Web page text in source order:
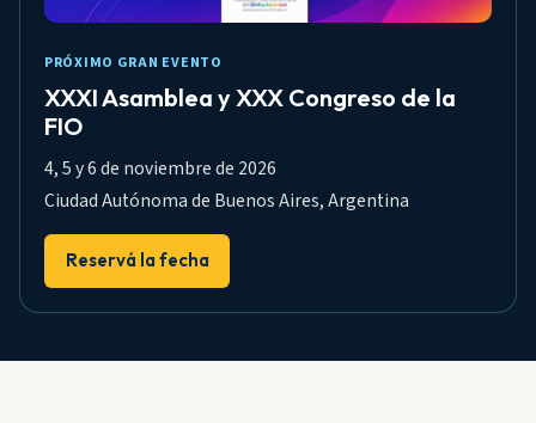
PRÓXIMO GRAN EVENTO
XXXI Asamblea y XXX Congreso de la
FIO
4, 5 y 6 de noviembre de 2026
Ciudad Autónoma de Buenos Aires, Argentina
Reservá la fecha